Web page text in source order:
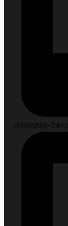
(41)99886-2442